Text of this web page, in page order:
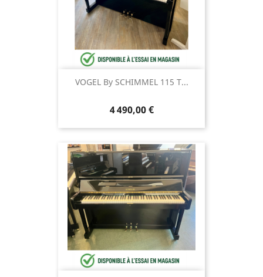
VOGEL By SCHIMMEL 115 T...
4 490,00 €